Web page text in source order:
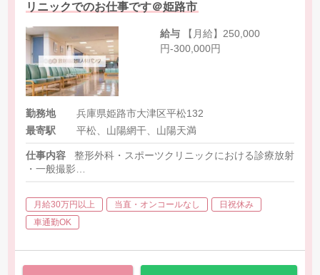
リニックでのお仕事です＠姫路市
給与
円-300,000円
勤務地
兵庫県姫路市大津区平松132
最寄駅
平松、山陽網干、山陽天満
仕事内容
整形外科・スポーツクリニックにおける診療放射線技
・一般撮影
・医師の指示に基づく画像撮影業務
・撮影データの管理・確認
・検査室・機器の準備、整理、簡単な点検
月給30万円以上 当直・オンコールなし
日祝休み
車通勤OK